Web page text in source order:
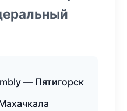
— Пятигорск